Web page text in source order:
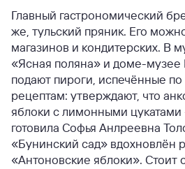
Главный гастрономический
же, тульский пряник. Его
магазинов и кондитерских. В
«Ясная поляна» и доме-
подают пироги, испечённые
рецептам: утверждают, что
яблоки с лимонными
готовила Софья Анлреевна
«Бунинский сад» вдохновлён
«Антоновские яблоки». Стоит